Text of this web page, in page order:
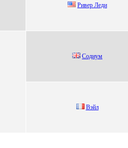
Pивeр Лeди
Coдиум
Вэйл